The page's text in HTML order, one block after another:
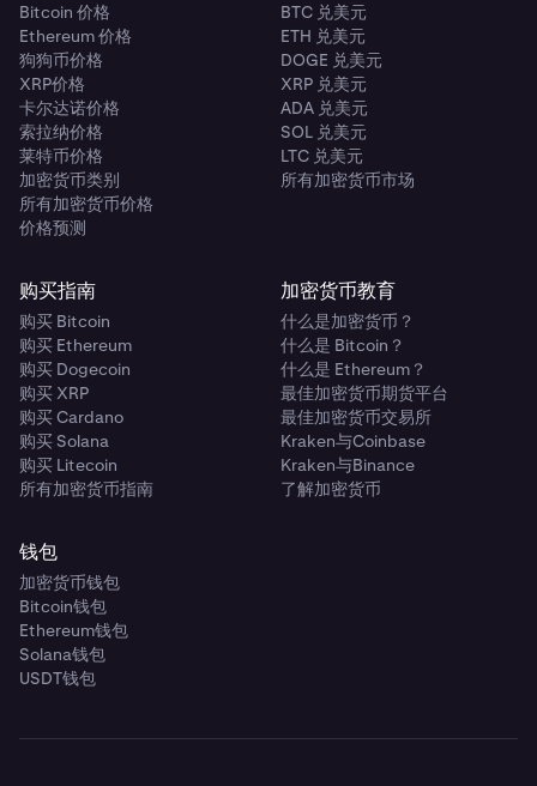
Bitcoin 价格
Ethereum 价格
狗狗币价格
XRP价格
卡尔达诺价格
索拉纳价格
莱特币价格
加密货币类别
所有加密货币价格
价格预测
BTC 兑美元
ETH 兑美元
DOGE 兑美元
XRP 兑美元
ADA 兑美元
SOL 兑美元
LTC 兑美元
所有加密货币市场
购买指南
购买 Bitcoin
购买 Ethereum
购买 Dogecoin
购买 XRP
购买 Cardano
购买 Solana
购买 Litecoin
所有加密货币指南
加密货币教育
什么是加密货币？
什么是 Bitcoin？
什么是 Ethereum？
最佳加密货币期货平台
最佳加密货币交易所
Kraken与Coinbase
Kraken与Binance
了解加密货币
钱包
加密货币钱包
Bitcoin钱包
Ethereum钱包
Solana钱包
USDT钱包